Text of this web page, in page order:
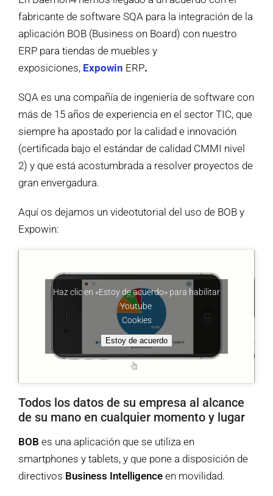
fabricante de software SQA para la integración de la
aplicación BOB (Business on Board) con nuestro
ERP para tiendas de muebles y
exposiciones, Expowin ERP.
SQA es una compañía de ingeniería de software con
más de 15 años de experiencia en el sector TIC, que
siempre ha apostado por la calidad e innovación
(certificada bajo el estándar de calidad CMMI nivel
2) y que está acostumbrada a resolver proyectos de
gran envergadura.
Aquí os dejamos un videotutorial del uso de BOB y
Expowin:
Haz clic en «Estoy de acuerdo» para habilitar
Youtube
Cookies
Estoy de acuerdo
Todos los datos de su empresa al alcance
de su mano en cualquier momento y lugar
BOB es una aplicación que se utiliza en
smartphones y tablets, y que pone a disposición de
directivos Business Intelligence en movilidad.